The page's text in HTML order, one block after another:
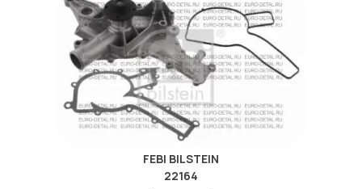
FEBI BILSTEIN
22164